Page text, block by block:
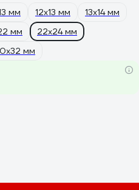
мм 12х13 мм
13х14 мм
мм
22х24 мм
мм